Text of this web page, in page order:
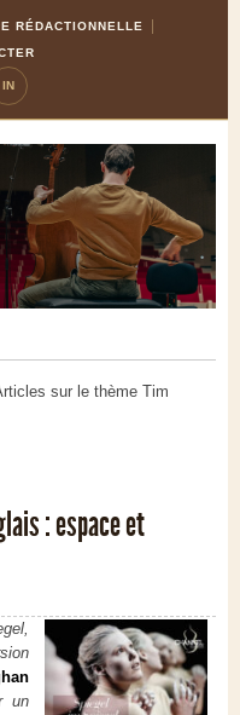
RÉDACTIONNELLE
IN
sur le thème Tim
: espace et
un